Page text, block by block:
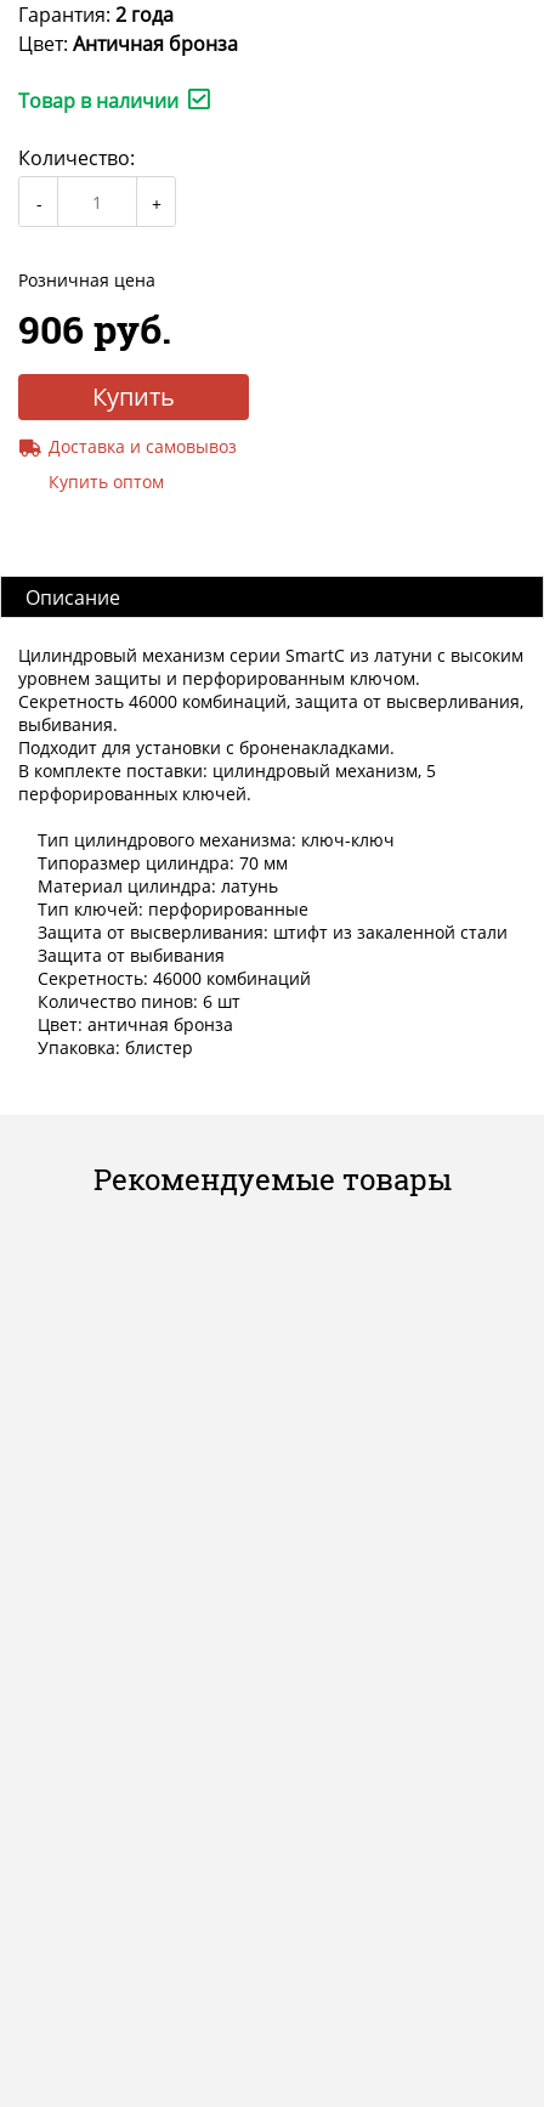
Гарантия: 2 года
Цвет: Античная бронза
Товар в наличии
Количество:
Розничная цена
906 руб.
Купить
Доставка и самовывоз
Купить оптом
Описание
Цилиндровый механизм серии SmartC из латуни с высоким
уровнем защиты и перфорированным ключом.
Секретность 46000 комбинаций, защита от высверливания,
выбивания.
Подходит для установки с броненакладками.
В комплекте поставки: цилиндровый механизм, 5
перфорированных ключей.
Тип цилиндрового механизма: ключ-ключ
Типоразмер цилиндра: 70 мм
Материал цилиндра: латунь
Тип ключей: перфорированные
Защита от высверливания: штифт из закаленной стали
Защита от выбивания
Секретность: 46000 комбинаций
Количество пинов: 6 шт
Цвет: античная бронза
Упаковка: блистер
Рекомендуемые товары